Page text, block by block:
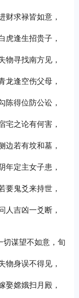
财求禄皆如意，
虎逢生招贵子，
物寻找南方见，
龙逢空伤父母，
陈得位防公讼，
宅之论有何害，
边若有坟和墓，
年定主女子患，
要鬼爻来持世，
人吉凶一爻断，
切谋望不如意，旬
物身误不得见，
娶嫦娥扫月殿，